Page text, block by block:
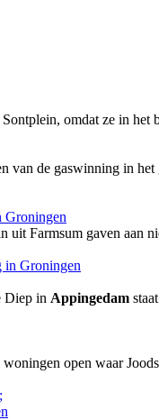
omdat ze in
van de gaswinning in
Groningen
uit Farmsum gaven aan
Diep in Appingedam
open waar